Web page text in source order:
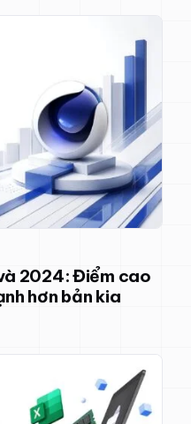
2024: Điểm cao
hơn bản kia